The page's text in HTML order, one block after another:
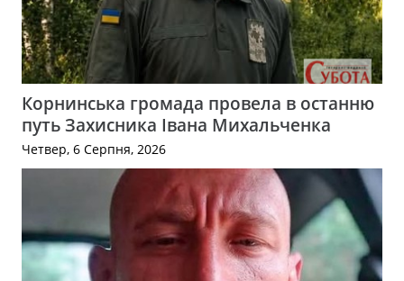
Корнинська громада провела в останню
путь Захисника Івана Михальченка
Четвер, 6 Серпня, 2026